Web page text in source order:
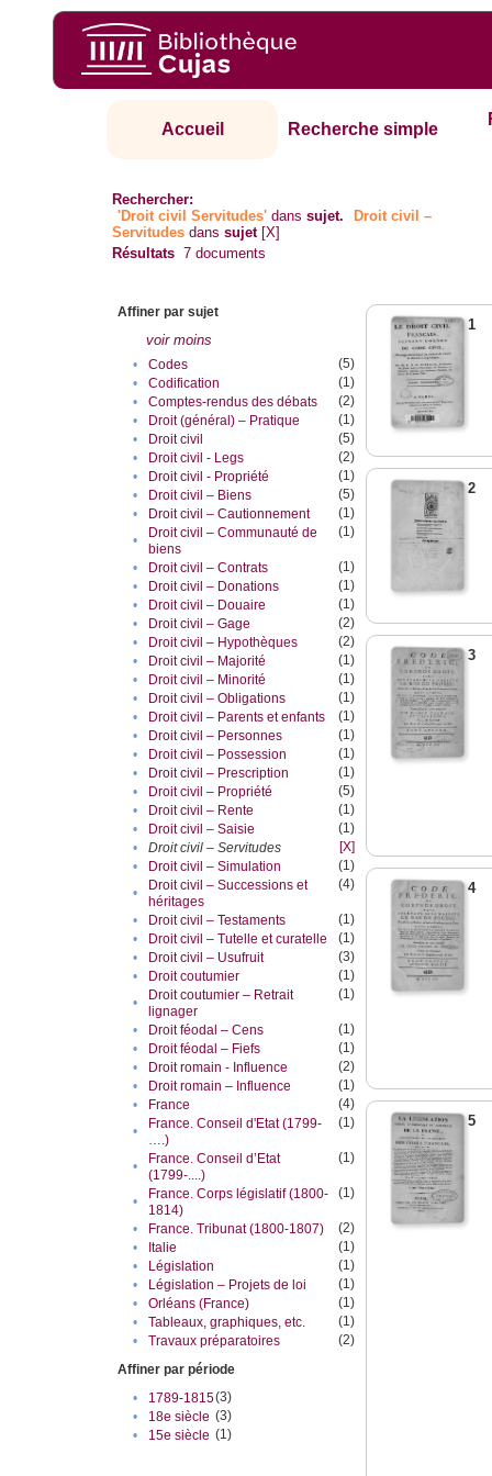
Accueil Recherche simple
Rechercher:
'Droit civil Servitudes' danssujet.
Droit civil –
Servitudes danssujet [X]
Résultats 7 documents
Affiner par sujet
voir moins
• Codes
(5)
•
Codification
(1)
•
Comptes-rendus des débats
(2)
•
Droit (général) – Pratique
(1)
•
Droit civil
(5)
•
Droit civil - Legs
(2)
•
Droit civil - Propriété
(1)
•
Droit civil – Biens
(5)
•
Droit civil – Cautionnement
(1)
•
Droit civil – Communauté de
biens
(1)
• Droit civil – Contrats
(1)
•
Droit civil – Donations
(1)
•
Droit civil – Douaire
(1)
•
Droit civil – Gage
(2)
•
Droit civil – Hypothèques
(2)
•
Droit civil – Majorité
(1)
•
Droit civil – Minorité
(1)
•
Droit civil – Obligations
(1)
•
Droit civil – Parents et enfants
(1)
•
Droit civil – Personnes
(1)
•
Droit civil – Possession
(1)
•
Droit civil – Prescription
(1)
•
Droit civil – Propriété
(5)
•
Droit civil – Rente
(1)
•
Droit civil – Saisie
(1)
•
Droit civil – Servitudes
[X]
•
Droit civil – Simulation
(1)
•
Droit civil – Successions et
héritages
(4)
• Droit civil – Testaments
(1)
•
Droit civil – Tutelle et curatelle
(1)
•
Droit civil – Usufruit
(3)
•
Droit coutumier
(1)
•
Droit coutumier – Retrait
lignager
(1)
• Droit féodal – Cens
(1)
•
Droit féodal – Fiefs
(1)
•
Droit romain - Influence
(2)
•
Droit romain – Influence
(1)
•
France
(4)
•
France. Conseil d'Etat (1799-
….)
(1)
•
France. Conseil d’Etat
(1799-....)
(1)
•
France. Corps législatif (1800-
1814)
(1)
• France. Tribunat (1800-1807)
(2)
•
Italie
(1)
•
Législation
(1)
•
Législation – Projets de loi
(1)
•
Orléans (France)
(1)
•
Tableaux, graphiques, etc.
(1)
•
Travaux préparatoires
(2)
Affiner par période
•
1789-1815(3)
•
18e siècle (3)
•
15e siècle (1)
1
2
3
4
5